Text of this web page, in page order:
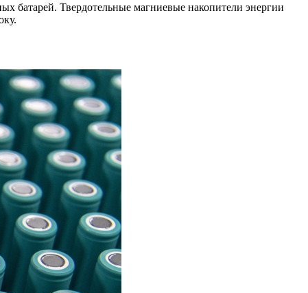
батарей. Твердотельные магниевые накопители энергии